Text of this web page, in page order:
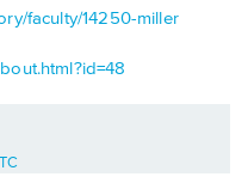
faculty/14250-miller